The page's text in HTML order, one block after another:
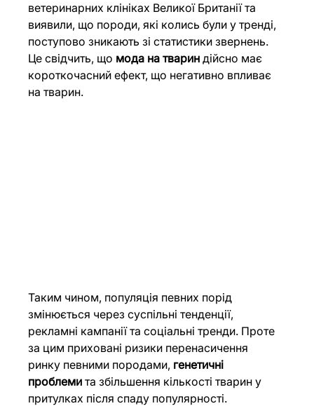
ветеринарних клініках Великої Британії та
виявили, що породи, які колись були у тренді,
поступово зникають зі статистики звернень.
Це свідчить, що мода на тварин дійсно має
короткочасний ефект, що негативно впливає
на тварин.
Таким чином, популяція певних порід
змінюється через суспільні тенденції,
рекламні кампанії та соціальні тренди. Проте
за цим приховані ризики перенасичення
ринку певними породами, генетичні
проблеми та збільшення кількості тварин у
притулках після спаду популярності.